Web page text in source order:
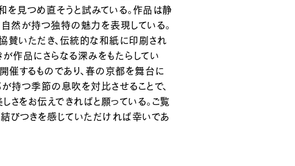
見つめ直そうと試みている。作品は静
然が持つ独特の魅力を表現している。
協賛いただき、伝統的な和紙に印刷され
作品にさらなる深みをもたらしてい
催するものであり、春の京都を舞台に
持つ季節の息吹を対比させることで、
をお伝えできればと願っている。ご覧
びつきを感じていただければ幸いであ